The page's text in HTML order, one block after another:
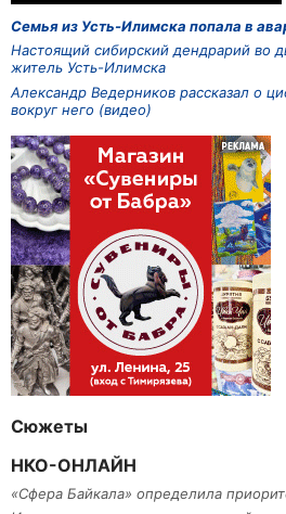
Семья из Усть-Илимска попала в
Настоящий сибирский дендрарий во
житель Усть-Илимска
Александр Ведерников рассказал о
вокруг него (видео)
Сюжеты
НКО-ОНЛАЙН
«Сфера Байкала» определила